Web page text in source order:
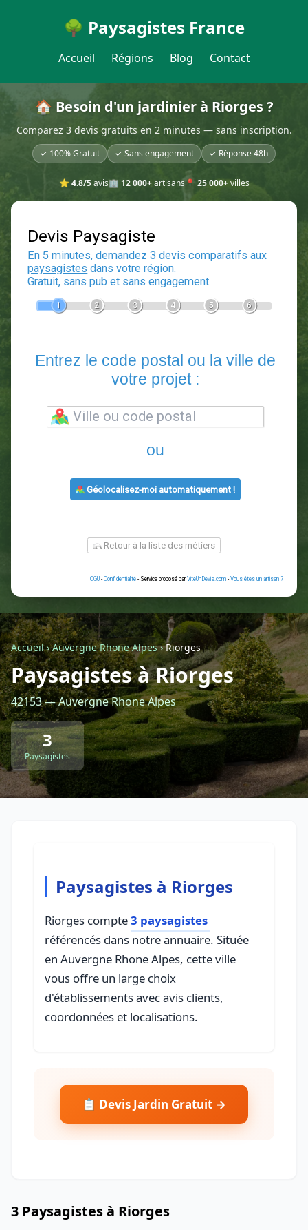
🌳 Paysagistes France
Accueil Régions Blog Contact
🏠 Besoin d'un jardinier à Riorges ?
Comparez 3 devis gratuits en 2 minutes — sans inscription.
✓ 100% Gratuit ✓ Sans engagement ✓ Réponse 48h
⭐ 4.8/5avis🏢 12 000+artisans📍 25 000+villes
Devis Paysagiste
En 5 minutes, demandez3 devis comparatifs
votre projet :
ou
Géolocalisez-moi automatiquement !
Retour à la liste des métiers
CGU-Confidentialité- Service proposé parViteUnDevis.com-Vous
Accueil›Auvergne Rhone Alpes›Riorges
Paysagistes à Riorges
42153 — Auvergne Rhone Alpes
3
Paysagistes
Paysagistes à Riorges
Riorges compte3 paysagistes
référencés dans notre annuaire. Située
en Auvergne Rhone Alpes, cette ville
vous offre un large choix
d'établissements avec avis clients,
coordonnées et localisations.
📋 Devis Jardin Gratuit →
3 Paysagistes à Riorges